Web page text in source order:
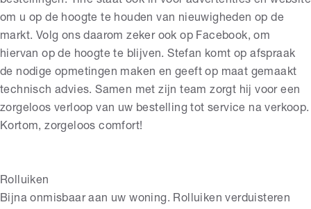
om u op de hoogte te houden van nieuwigheden op de
markt. Volg ons daarom zeker ook op Facebook, om
hiervan op de hoogte te blijven. Stefan komt op afspraak
de nodige opmetingen maken en geeft op maat gemaakt
technisch advies. Samen met zijn team zorgt hij voor een
zorgeloos verloop van uw bestelling tot service na verkoop.
Kortom, zorgeloos comfort!
Rolluiken
Bijna onmisbaar aan uw woning. Rolluiken verduisteren